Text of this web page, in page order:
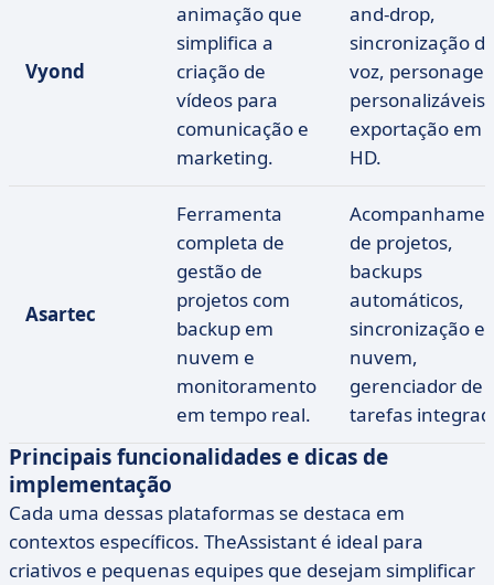
Vyond
animação que
simplifica a
criação de
vídeos para
comunicação e
marketing.
and-drop,
sincronização
voz,
personalizáveis,
exportação em
HD.
Asartec
Ferramenta
completa de
gestão de
projetos com
backup em
nuvem e
monitoramento
em tempo real.
de projetos,
backups
automáticos,
sincronização
nuvem,
gerenciador de
tarefas
Principais funcionalidades e dicas de
implementação
Cada uma dessas plataformas se destaca em
contextos específicos. TheAssistant é ideal para
criativos e pequenas equipes que desejam simplificar